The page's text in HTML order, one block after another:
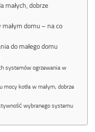
małych, dobrze
domu – na co
do małego domu
systemów ogrzewania w
mocy kotła w małym, dobrze
wybranego systemu